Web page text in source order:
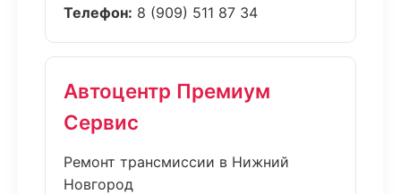
Телефон: 8 (909) 511 87 34
Автоцентр Премиум
Сервис
Ремонт трансмиссии в Нижний
Новгород